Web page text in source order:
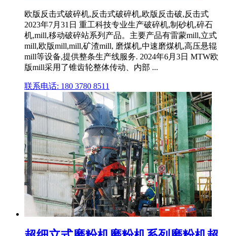
欧版反击式破碎机,反击式破碎机,欧版反击破,反击式
2023年7月31日 重工科技专业生产破碎机,制砂机,碎石
机,mill,移动破碎站系列产品。主要产品有雷蒙mill,立式
mill,欧版mill,mill,矿渣mill, 磨煤机,中速磨煤机,高压悬辊
mill等设备,提供整条生产线服务. 2024年6月3日 MTW欧
版mill采用了锥齿轮整体传动、内部 ...
联系电话: 180 3780 8511